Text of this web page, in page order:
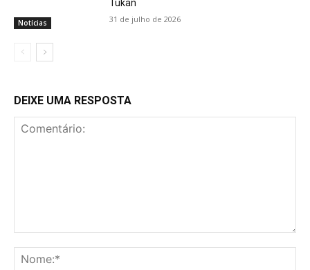
Notícias
Tukan
31 de julho de 2026
DEIXE UMA RESPOSTA